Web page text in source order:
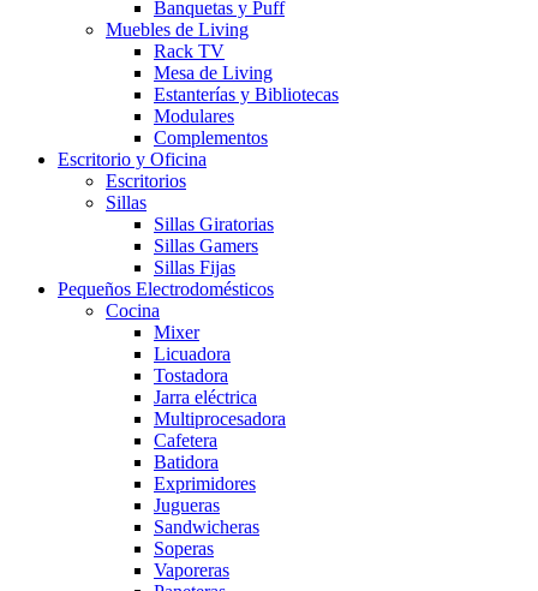
Banquetas y Puff
Muebles de Living
Rack TV
Mesa de Living
Estanterías y Bibliotecas
Modulares
Complementos
Escritorio y Oficina
Escritorios
Sillas
Sillas Giratorias
Sillas Gamers
Sillas Fijas
Pequeños Electrodomésticos
Cocina
Mixer
Licuadora
Tostadora
Jarra eléctrica
Multiprocesadora
Cafetera
Batidora
Exprimidores
Jugueras
Sandwicheras
Soperas
Vaporeras